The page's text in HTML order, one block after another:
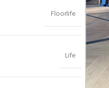
Floorlife
Life